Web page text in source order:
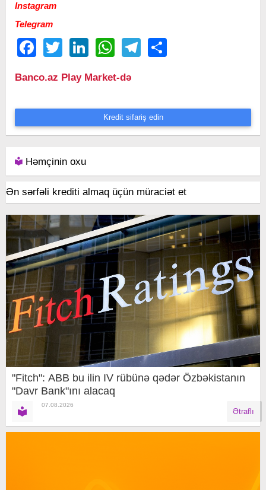
Instagram
Telegram
FacebookTwitter LinkedIn WhatsAppTelegram
Banco.az Play Market-də
Kredit sifariş edin
Həmçinin oxu
Ən sərfəli krediti almaq üçün müraciət et
"Fitch": ABB bu ilin IV rübünə qədər Özbəkistanın
"Davr Bank"ını alacaq
07.08.2026
Ətraflı